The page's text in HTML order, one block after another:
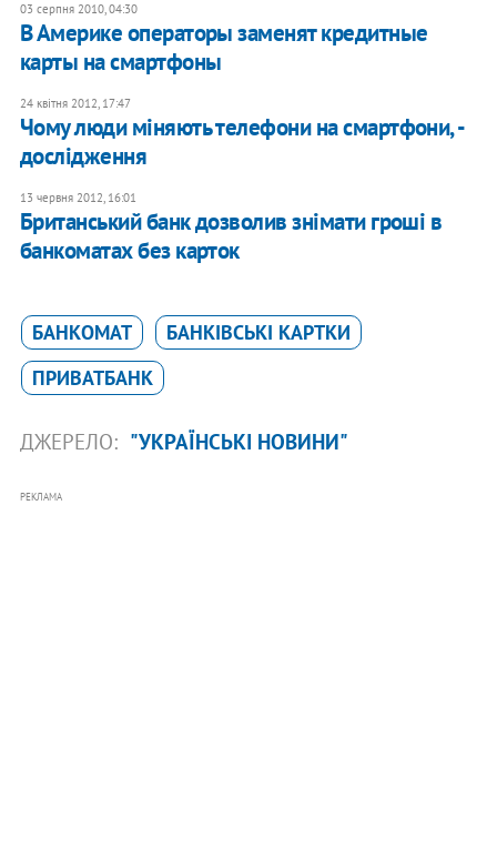
03 серпня 2010, 04:30
В Америке операторы заменят кредитные
карты на смартфоны
24 квітня 2012, 17:47
Чому люди міняють телефони на смартфони, -
дослідження
13 червня 2012, 16:01
Британський банк дозволив знімати гроші в
банкоматах без карток
БАНКОМАТ
БАНКІВСЬКІ КАРТКИ
ПРИВАТБАНК
ДЖЕРЕЛО: "УКРАЇНСЬКІ НОВИНИ"
РЕКЛАМА